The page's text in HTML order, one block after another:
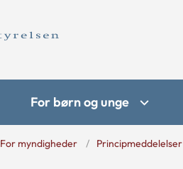
For børn og unge
For myndigheder Principmeddelelser